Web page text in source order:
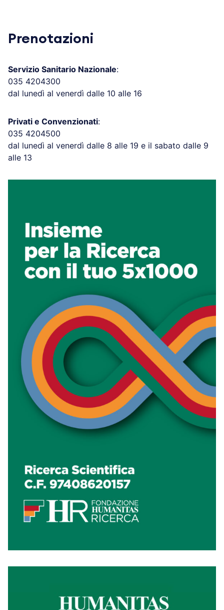
Prenotazioni
Servizio Sanitario Nazionale:
035 4204300
dal lunedì al venerdì dalle 10 alle 16
Privati e Convenzionati:
035 4204500
dal lunedì al venerdì dalle 8 alle 19 e il sabato dalle 9
alle 13